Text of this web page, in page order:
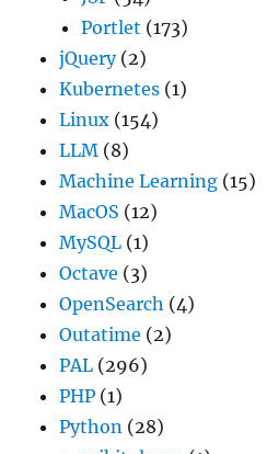
Portlet (173)
jQuery(2)
Kubernetes (1)
Linux (154)
LLM (8)
Machine Learning (15)
MacOS (12)
MySQL (1)
Octave (3)
OpenSearch (4)
Outatime (2)
PAL (296)
PHP (1)
Python (28)